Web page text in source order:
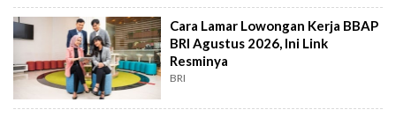
Cara Lamar Lowongan Kerja BBAP
BRI Agustus 2026, Ini Link
Resminya
BRI